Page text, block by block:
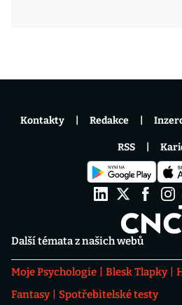
Další témata z našich webů
Moje Psychologie Blesk Tlapky
Fantasy
Spotřebitelské testy
Kontakty Redakce
RSS